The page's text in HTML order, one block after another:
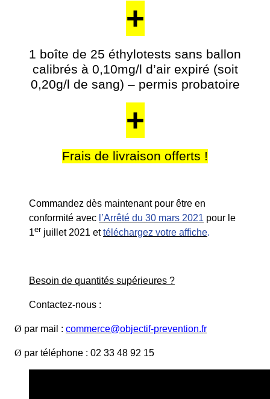
+
1 boîte de 25 éthylotests sans ballon
calibrés à 0,10mg/l d’air expiré (soit
0,20g/l de sang) – permis probatoire
+
Frais de livraison offerts !
Commandez dès maintenant pour être en
conformité avec l’Arrêté du 30 mars 2021 pour le
1er juillet 2021 ettéléchargez votre affiche.
Besoin de quantités supérieures ?
Contactez-nous :
Ø par mail : commerce@objectif-prevention.fr
Ø par téléphone : 02 33 48 92 15